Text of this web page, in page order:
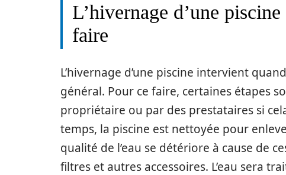
L’hivernage d’une
faire
L’hivernage d’une piscine intervient
général. Pour ce faire, certaines étapes
propriétaire ou par des prestataires si
temps, la piscine est nettoyée pour
qualité de l’eau se détériore à cause de
filtres et autres accessoires. L’eau sera